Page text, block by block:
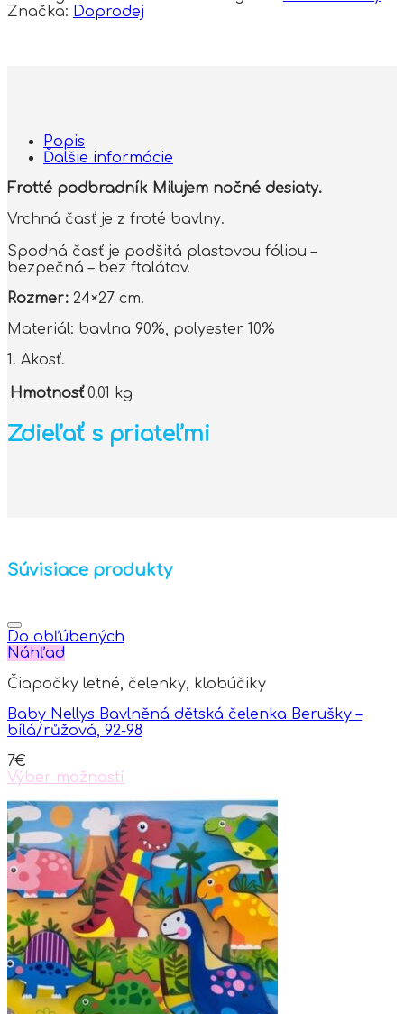
Značka: Doprodej
Popis
Ďalšie informácie
Frotté podbradník Milujem nočné desiaty.
Vrchná časť je z froté bavlny.
Spodná časť je podšitá plastovou fóliou –
bezpečná – bez ftalátov.
Rozmer: 24×27 cm.
Materiál: bavlna 90%, polyester 10%
1. Akosť.
Hmotnosť 0.01 kg
Zdieľať s priateľmi
Súvisiace produkty
Do obľúbených
Náhľad
Čiapočky letné, čelenky, klobúčiky
Baby Nellys Bavlněná dětská čelenka Berušky –
bílá/růžová, 92-98
7€
Výber možností
product
has
multiple
variants.
The
options
may
be
chosen
on
the
product
page